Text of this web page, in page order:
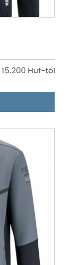
15.200